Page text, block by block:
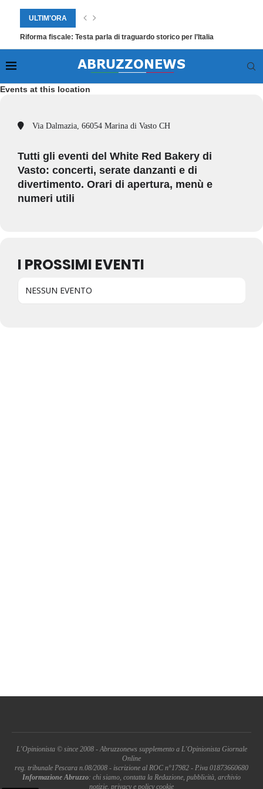
ULTIM'ORA
Riforma fiscale: Testa parla di traguardo storico per l’Italia
Events at this location
Via Dalmazia, 66054 Marina di Vasto CH
Tutti gli eventi del White Red Bakery di
Vasto: concerti, serate danzanti e di
divertimento. Orari di apertura, menù e
numeri utili
I PROSSIMI EVENTI
NESSUN EVENTO
L'Opinionista © since 2008 - Abruzzonews supplemento a L'Opinionista Giornale
Online
reg. tribunale Pescara n.08/2008 - iscrizione al ROC n°17982 - P.iva 01873660680
Informazione Abruzzo: chi siamo, contatta la Redazione, pubblicità, archivio
notizie, privacy e policy cookie